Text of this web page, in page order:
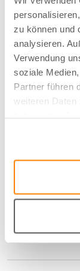
zu können und
analysieren.
Verwendung
soziale
Partner führen
weiteren Daten
Farbe
Rotorange - 06
Breite/Höhe
0